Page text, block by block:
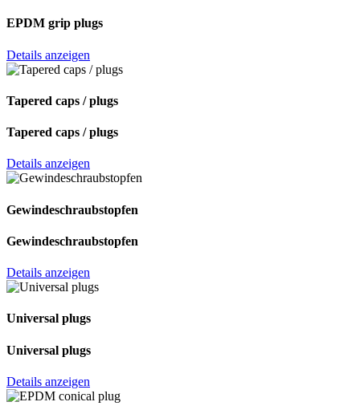
EPDM grip plugs
Details anzeigen
Tapered caps / plugs
Tapered caps / plugs
Details anzeigen
Gewindeschraub­stopfen
Gewindeschraub­stopfen
Details anzeigen
Universal plugs
Universal plugs
Details anzeigen